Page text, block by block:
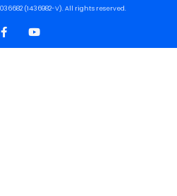
(1436982-V). All rights reserved.